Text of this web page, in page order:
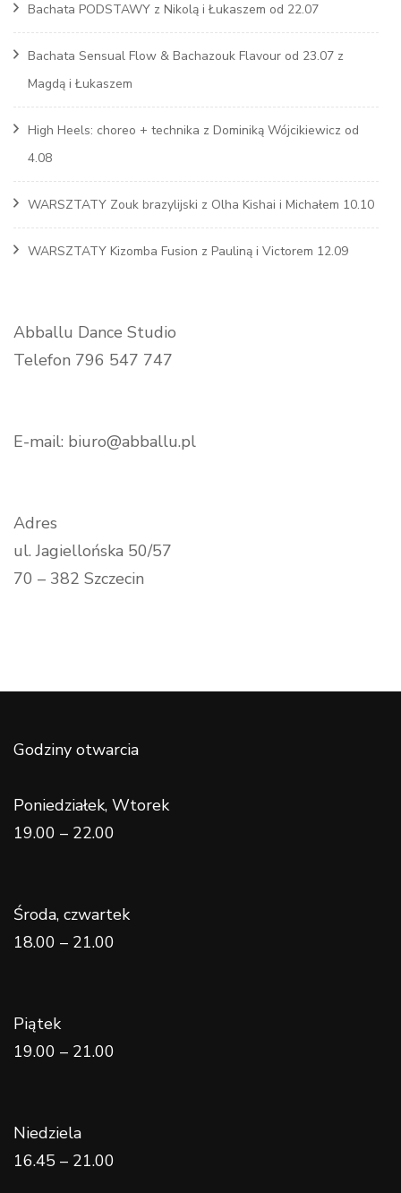
Bachata PODSTAWY z Nikolą i Łukaszem od 22.07
Bachata Sensual Flow & Bachazouk Flavour od 23.07 z
Magdą i Łukaszem
High Heels: choreo + technika z Dominiką Wójcikiewicz od
4.08
WARSZTATY Zouk brazylijski z Olha Kishai i Michałem 10.10
WARSZTATY Kizomba Fusion z Pauliną i Victorem 12.09
Abballu Dance Studio
Telefon 796 547 747
E-mail: biuro@abballu.pl
Adres
ul. Jagiellońska 50/57
70 – 382 Szczecin
Godziny otwarcia
Poniedziałek, Wtorek
19.00 – 22.00
Środa, czwartek
18.00 – 21.00
Piątek
19.00 – 21.00
Niedziela
16.45 – 21.00